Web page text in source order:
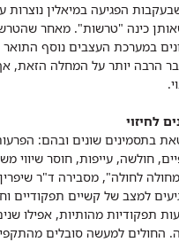
הפגיעה במיאלין נוצרות
כינה "טרשות". מאחר
במערכת העצבים נוסף התואר
הרבה יותר על המחלה הזאת,
לחיזוי
בתסמינים שונים ובהם:
חולשה, עייפות, חוסר שיווי
לחולה", מסבירה ד"ר
למצב של קשיים תפקודיים
תפקודיות מהותיות, אפילו
החולים למעשה סובלים